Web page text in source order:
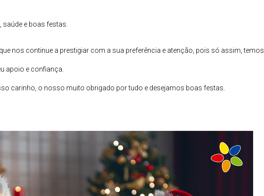
e boas festas.
nos continue a prestigiar com a sua preferência e atenção, pois só assim, temos
apoio e confiança.
carinho, o nosso muito obrigado por tudo e desejamos boas festas.